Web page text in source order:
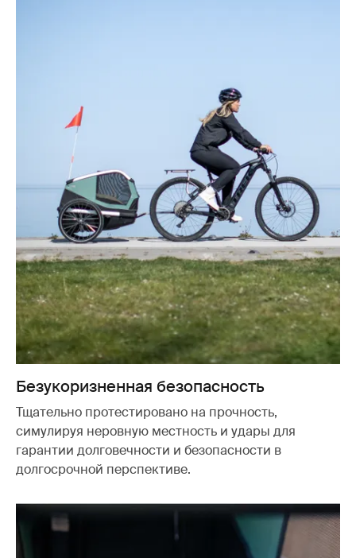
Безукоризненная безопасность
Тщательно протестировано на прочность,
симулируя неровную местность и удары для
гарантии долговечности и безопасности в
долгосрочной перспективе.